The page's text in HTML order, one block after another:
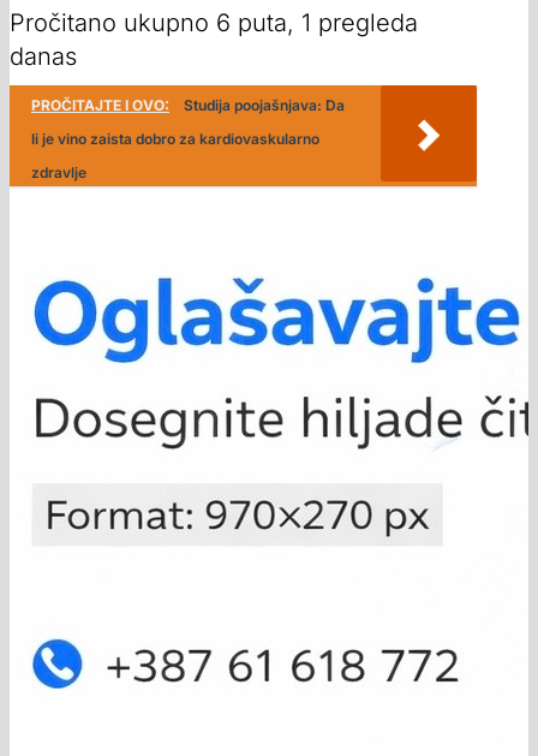
Pročitano ukupno 6 puta, 1 pregleda
danas
PROČITAJTE I OVO:
Studija poojašnjava: Da
li je vino zaista dobro za kardiovaskularno
zdravlje